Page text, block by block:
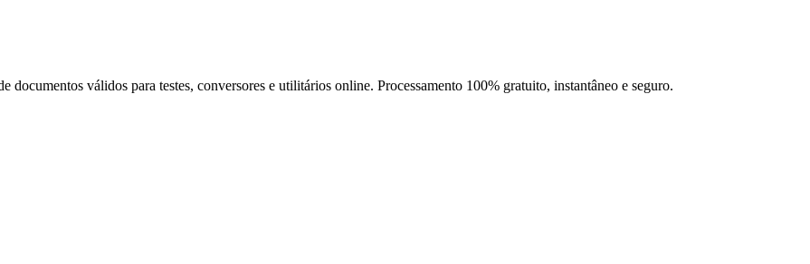
documentos válidos para testes, conversores e utilitários online. Processamento 100% gratuito, instantâneo e seguro.